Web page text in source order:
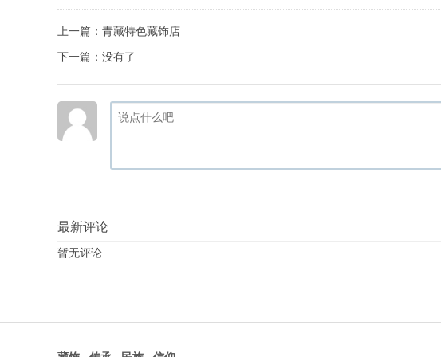
上一篇： 青藏特色藏饰店
下一篇：没有了
最新评论
暂无评论